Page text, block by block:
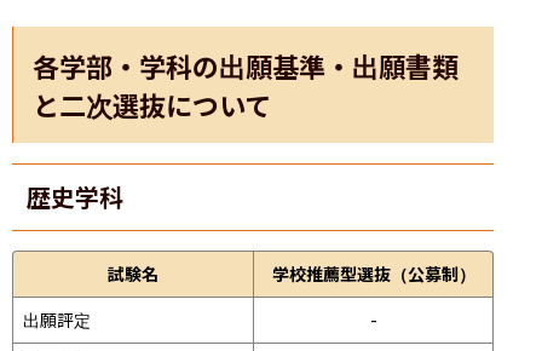
各学部・学科の出願基準・出願書類
と二次選抜について
歴史学科
試験名
学校推薦型選抜（公募制）
出願評定
-